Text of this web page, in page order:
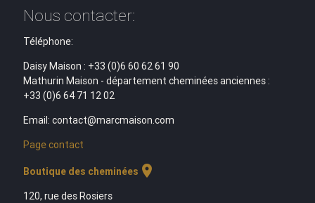
Nous contacter:
Téléphone:
Daisy Maison : +33 (0)6 60 62 61 90
Mathurin Maison - département cheminées anciennes :
+33 (0)6 64 71 12 02
Email: contact@marcmaison.com
Page contact
Boutique des cheminées location_on
120, rue des Rosiers